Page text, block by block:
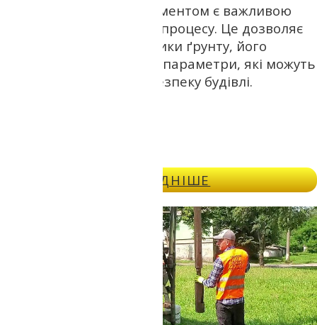
Аналіз ґрунту під фундаментом є важливою
частиною будівельного процесу. Це дозволяє
визначити характеристики ґрунту, його
міцність, стійкість і інші параметри, які можуть
вплинути на якість та безпеку будівлі.
ДОКЛАДНІШЕ